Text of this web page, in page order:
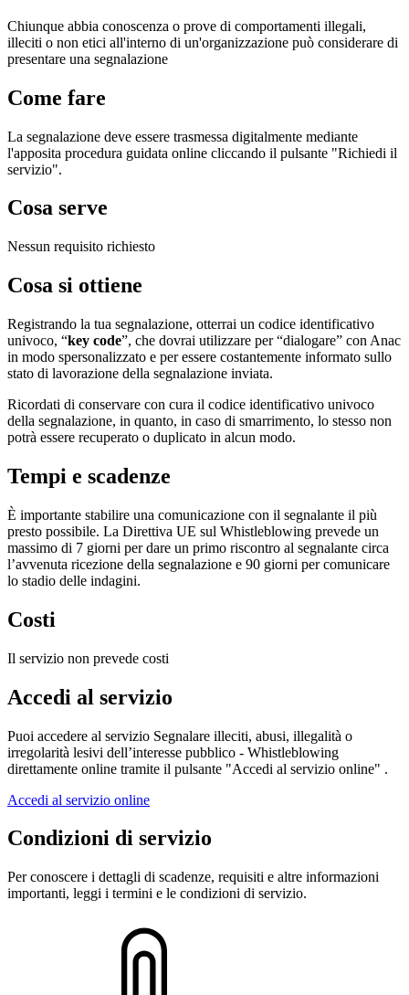
Chiunque abbia conoscenza o prove di comportamenti illegali,
illeciti o non etici all'interno di un'organizzazione può considerare di
presentare una segnalazione
Come fare
La segnalazione deve essere trasmessa digitalmente mediante
l'apposita procedura guidata online cliccando il pulsante "Richiedi il
servizio".
Cosa serve
Nessun requisito richiesto
Cosa si ottiene
Registrando la tua segnalazione, otterrai un codice identificativo
univoco, “key code”, che dovrai utilizzare per “dialogare” con Anac
in modo spersonalizzato e per essere costantemente informato sullo
stato di lavorazione della segnalazione inviata.
Ricordati di conservare con cura il codice identificativo univoco
della segnalazione, in quanto, in caso di smarrimento, lo stesso non
potrà essere recuperato o duplicato in alcun modo.
Tempi e scadenze
È importante stabilire una comunicazione con il segnalante il più
presto possibile. La Direttiva UE sul Whistleblowing prevede un
massimo di 7 giorni per dare un primo riscontro al segnalante circa
l’avvenuta ricezione della segnalazione e 90 giorni per comunicare
lo stadio delle indagini.
Costi
Il servizio non prevede costi
Accedi al servizio
Puoi accedere al servizio Segnalare illeciti, abusi, illegalità o
irregolarità lesivi dell’interesse pubblico - Whistleblowing
direttamente online tramite il pulsante "Accedi al servizio online" .
Accedi al servizio online
Condizioni di servizio
Per conoscere i dettagli di scadenze, requisiti e altre informazioni
importanti, leggi i termini e le condizioni di servizio.